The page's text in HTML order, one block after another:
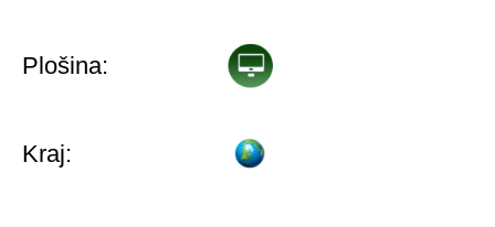
Plošina:
Kraj: